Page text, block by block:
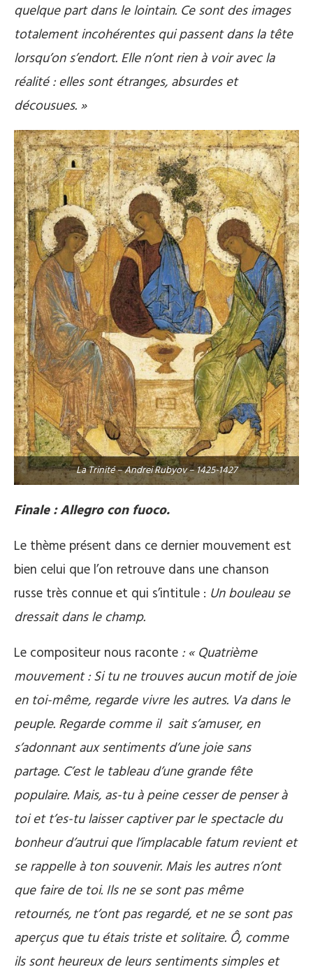
quelque part dans le lointain. Ce sont des images
totalement incohérentes qui passent dans la tête
lorsqu’on s’endort. Elle n’ont rien à voir avec la
réalité : elles sont étranges, absurdes et
décousues. »
La Trinité – Andrei Rubyov – 1425-1427
Finale : Allegro con fuoco.
Le thème présent dans ce dernier mouvement est
bien celui que l’on retrouve dans une chanson
russe très connue et qui s’intitule : Un bouleau se
dressait dans le champ.
Le compositeur nous raconte : « Quatrième
mouvement : Si tu ne trouves aucun motif de joie
en toi-même, regarde vivre les autres. Va dans le
peuple. Regarde comme il sait s’amuser, en
s’adonnant aux sentiments d’une joie sans
partage. C’est le tableau d’une grande fête
populaire. Mais, as-tu à peine cesser de penser à
toi et t’es-tu laisser captiver par le spectacle du
bonheur d’autrui que l’implacable fatum revient et
se rappelle à ton souvenir. Mais les autres n’ont
que faire de toi. Ils ne se sont pas même
retournés, ne t’ont pas regardé, et ne se sont pas
aperçus que tu étais triste et solitaire. Ô, comme
ils sont heureux de leurs sentiments simples et